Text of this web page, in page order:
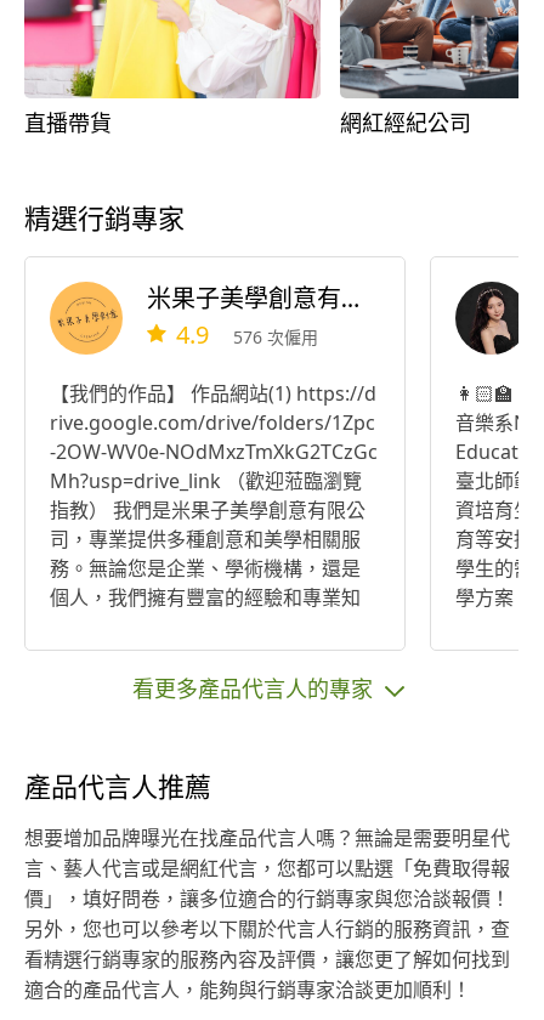
直播帶貨 網紅經紀公司
精選行銷專家
米果子美學創意有限公司
4.9 576 次僱用
【我們的作品】 作品網站(1) https://d
rive.google.com/drive/folders/1Zpc
-2OW-WV0e-NOdMxzTmXkG2TCzGc
Mh?usp=drive_link （歡迎蒞臨瀏覽
指教） 我們是米果子美學創意有限公
司，專業提供多種創意和美學相關服
務。無論您是企業、學術機構，還是
個人，我們擁有豐富的經驗和專業知
們的服務包括： ＊平面設計：我們的
設計師能夠創建令人印象深刻的品牌
的文字創作者精通故事講述和內容創
作，能夠為您製作引人入勝的內容，
包括網站內容、社交媒體帖子等。 ＊
影視創作：透過影視，您可以更生動
地傳達信息。我們的專業團隊能夠製
作高質量的視頻內容，包括廣告、宣
傳片和社交媒體視頻。 ＊翻譯寫作：
隨著全球化的趨勢，翻譯寫作變得越
來越重要。我們的翻譯寫作專家能夠
👩🏻‍🏫
音樂系
臺北師範
資培育生
育等安排
學生的需
學方案。 提供課程 •古典聲樂｜流行歌
理 •個人
灣民謠等） 鄭景庭老師 聲樂演
琴教學｜
流行歌唱・音樂
北教育大
傳統音樂
太盃國際
膩音色與
看更多產品代言人的專家
產品代言人推薦
想要增加品牌曝光在找產品代言人嗎？無論是需要明星代
言、藝人代言或是網紅代言，您都可以點選「免費取得報
價」，填好問卷，讓多位適合的行銷專家與您洽談報價！
另外，您也可以參考以下關於代言人行銷的服務資訊，查
看精選行銷專家的服務內容及評價，讓您更了解如何找到
適合的產品代言人，能夠與行銷專家洽談更加順利！